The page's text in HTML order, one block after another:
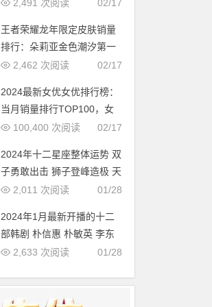
02/17
2,491 次阅读
王者荣耀龙年限定皮肤销量
排行：朵莉亚金色潮汐第一
02/17
2,462 次阅读
2024最新女优女优排行榜：
当月销量排行TOP100，女
优新人多多（2024年1月，
02/17
100,400 次阅读
2024年十二星座整体运势 双
子勇敢出击 狮子登峰造极 天
蝎适者生存 摩羯脱胎换骨01/28
2,011 次阅读
2024年1月最新开播的十二
部韩剧 朴信惠 朴敏英 李东
旭新剧必追
01/28
2,633 次阅读